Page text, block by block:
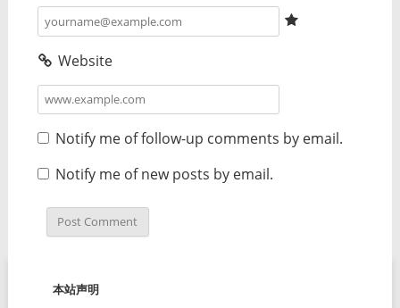
Website
Notify me of follow-up comments by email.
Notify me of new posts by email.
本站声明